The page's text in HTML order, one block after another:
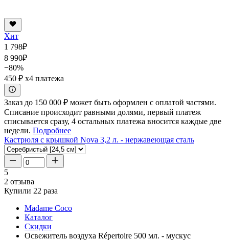
Хит
1 798₽
8 990₽
−80%
450 ₽ x4 платежа
Заказ до 150 000 ₽ может быть оформлен с оплатой частями.
Списание происходит равными долями, первый платеж
списывается сразу, 4 остальных платежа вносится каждые две
недели. Подробнее
Кастрюля с крышкой Nova 3,2 л. - нержавеющая сталь
5
2 отзыва
Купили 22 раза
Madame Coco
Каталог
Скидки
Освежитель воздуха Répertoire 500 мл. - мускус